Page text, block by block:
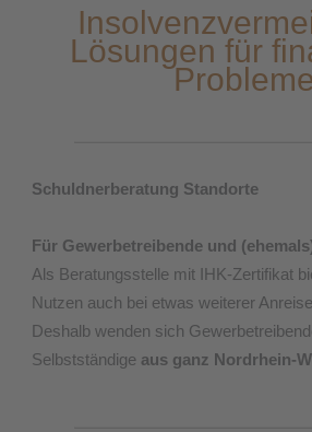
Lösungen für
Probleme
Schuldnerberatung Standorte
Für Gewerbetreibende und
Als Beratungsstelle mit IHK-Zertifikat
Nutzen auch bei etwas weiterer
Deshalb wenden sich
Selbstständige aus ganz Nordrhein-